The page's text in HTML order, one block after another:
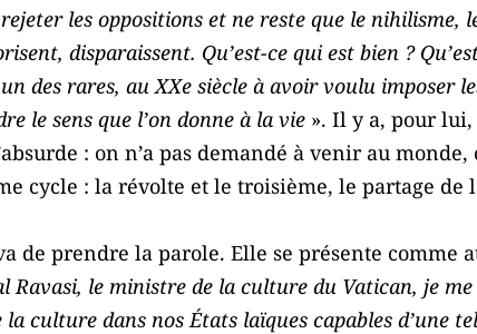
les oppositions et ne reste que le nihilisme,
disparaissent. Qu’est-ce qui est bien ?
des rares, au XXe siècle à avoir voulu imposer
le sens que l’on donne à la vie ». Il y a, pour
: on n’a pas demandé à venir au monde,
cycle : la révolte et le troisième, le partage de
de prendre la parole. Elle se présente comme
Ravasi, le ministre de la culture du Vatican, je me
culture dans nos États laïques capables d’une